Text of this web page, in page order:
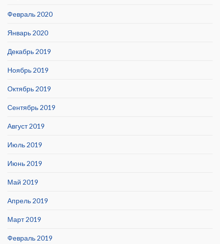
Февраль 2020
Январь 2020
Декабрь 2019
Ноябрь 2019
Октябрь 2019
Сентябрь 2019
Август 2019
Июль 2019
Июнь 2019
Май 2019
Апрель 2019
Март 2019
Февраль 2019